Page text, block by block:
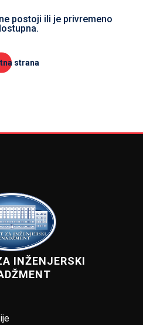
postoji ili je privremeno
strana
INŽENJERSKI